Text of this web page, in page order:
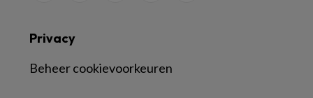
Privacy
Beheer cookievoorkeuren